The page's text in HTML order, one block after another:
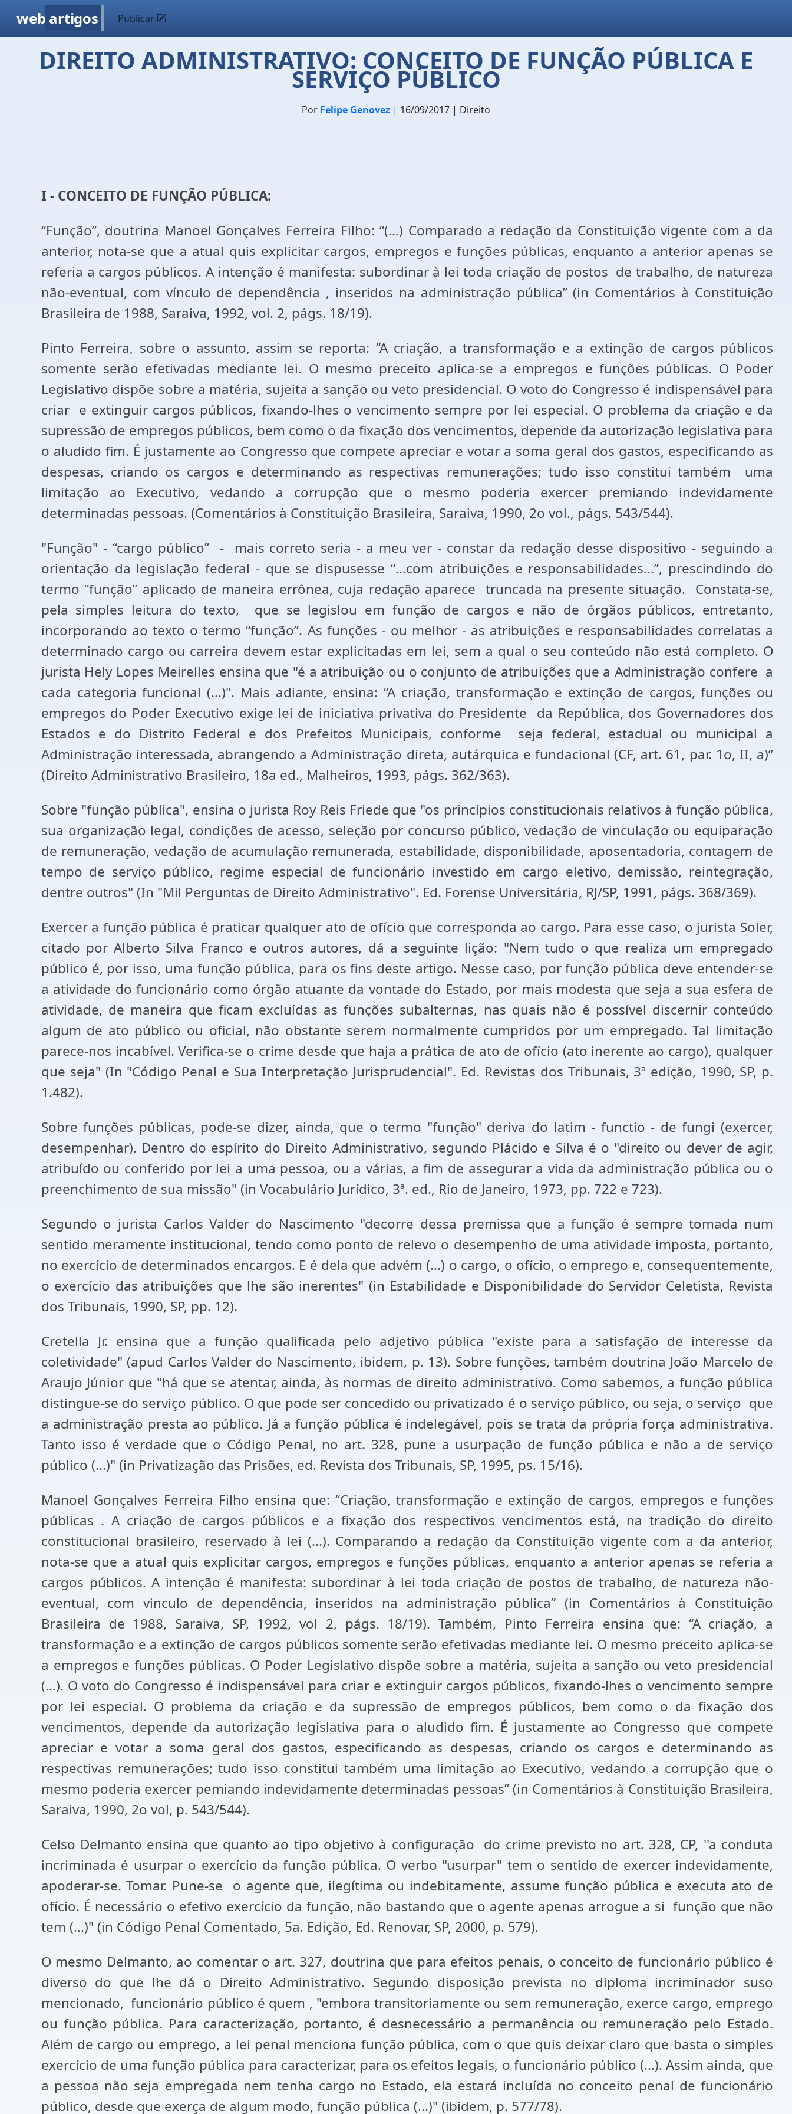
web artigos Publicar
DIREITO ADMINISTRATIVO: CONCEITO DE FUNÇÃO PÚBLICA E
SERVIÇO PÚBLICO
Por Felipe Genovez | 16/09/2017 | Direito
I - CONCEITO DE FUNÇÃO PÚBLICA:
“Função”, doutrina Manoel Gonçalves Ferreira Filho: “(...) Comparado a redação da Constituição vigente com a da
anterior, nota-se que a atual quis explicitar cargos, empregos e funções públicas, enquanto a anterior apenas se
referia a cargos públicos. A intenção é manifesta: subordinar à lei toda criação de postos de trabalho, de natureza
não-eventual, com vínculo de dependência , inseridos na administração pública” (in Comentários à Constituição
Brasileira de 1988, Saraiva, 1992, vol. 2, págs. 18/19).
Pinto Ferreira, sobre o assunto, assim se reporta: “A criação, a transformação e a extinção de cargos públicos
somente serão efetivadas mediante lei. O mesmo preceito aplica-se a empregos e funções públicas. O Poder
Legislativo dispõe sobre a matéria, sujeita a sanção ou veto presidencial. O voto do Congresso é indispensável para
criar e extinguir cargos públicos, fixando-lhes o vencimento sempre por lei especial. O problema da criação e da
supressão de empregos públicos, bem como o da fixação dos vencimentos, depende da autorização legislativa para
o aludido fim. É justamente ao Congresso que compete apreciar e votar a soma geral dos gastos, especificando as
despesas, criando os cargos e determinando as respectivas remunerações; tudo isso constitui também uma
limitação ao Executivo, vedando a corrupção que o mesmo poderia exercer premiando indevidamente
determinadas pessoas. (Comentários à Constituição Brasileira, Saraiva, 1990, 2o vol., págs. 543/544).
"Função" - “cargo público” - mais correto seria - a meu ver - constar da redação desse dispositivo - seguindo a
orientação da legislação federal - que se dispusesse “...com atribuições e responsabilidades...”, prescindindo do
termo “função” aplicado de maneira errônea, cuja redação aparece truncada na presente situação. Constata-se,
pela simples leitura do texto, que se legislou em função de cargos e não de órgãos públicos, entretanto,
incorporando ao texto o termo “função”. As funções - ou melhor - as atribuições e responsabilidades correlatas a
determinado cargo ou carreira devem estar explicitadas em lei, sem a qual o seu conteúdo não está completo. O
jurista Hely Lopes Meirelles ensina que "é a atribuição ou o conjunto de atribuições que a Administração confere a
cada categoria funcional (...)". Mais adiante, ensina: “A criação, transformação e extinção de cargos, funções ou
empregos do Poder Executivo exige lei de iniciativa privativa do Presidente da República, dos Governadores dos
Estados e do Distrito Federal e dos Prefeitos Municipais, conforme seja federal, estadual ou municipal a
Administração interessada, abrangendo a Administração direta, autárquica e fundacional (CF, art. 61, par. 1o, II, a)”
(Direito Administrativo Brasileiro, 18a ed., Malheiros, 1993, págs. 362/363).
Sobre "função pública", ensina o jurista Roy Reis Friede que "os princípios constitucionais relativos à função pública,
sua organização legal, condições de acesso, seleção por concurso público, vedação de vinculação ou equiparação
de remuneração, vedação de acumulação remunerada, estabilidade, disponibilidade, aposentadoria, contagem de
tempo de serviço público, regime especial de funcionário investido em cargo eletivo, demissão, reintegração,
dentre outros" (In "Mil Perguntas de Direito Administrativo". Ed. Forense Universitária, RJ/SP, 1991, págs. 368/369).
Exercer a função pública é praticar qualquer ato de ofício que corresponda ao cargo. Para esse caso, o jurista Soler,
citado por Alberto Silva Franco e outros autores, dá a seguinte lição: "Nem tudo o que realiza um empregado
público é, por isso, uma função pública, para os fins deste artigo. Nesse caso, por função pública deve entender-se
a atividade do funcionário como órgão atuante da vontade do Estado, por mais modesta que seja a sua esfera de
atividade, de maneira que ficam excluídas as funções subalternas, nas quais não é possível discernir conteúdo
algum de ato público ou oficial, não obstante serem normalmente cumpridos por um empregado. Tal limitação
parece-nos incabível. Verifica-se o crime desde que haja a prática de ato de ofício (ato inerente ao cargo), qualquer
que seja" (In "Código Penal e Sua Interpretação Jurisprudencial". Ed. Revistas dos Tribunais, 3ª edição, 1990, SP, p.
1.482).
Sobre funções públicas, pode-se dizer, ainda, que o termo "função" deriva do latim - functio - de fungi (exercer,
desempenhar). Dentro do espírito do Direito Administrativo, segundo Plácido e Silva é o "direito ou dever de agir,
atribuído ou conferido por lei a uma pessoa, ou a várias, a fim de assegurar a vida da administração pública ou o
preenchimento de sua missão" (in Vocabulário Jurídico, 3ª. ed., Rio de Janeiro, 1973, pp. 722 e 723).
Segundo o jurista Carlos Valder do Nascimento "decorre dessa premissa que a função é sempre tomada num
sentido meramente institucional, tendo como ponto de relevo o desempenho de uma atividade imposta, portanto,
no exercício de determinados encargos. E é dela que advém (...) o cargo, o ofício, o emprego e, consequentemente,
o exercício das atribuições que lhe são inerentes" (in Estabilidade e Disponibilidade do Servidor Celetista, Revista
dos Tribunais, 1990, SP, pp. 12).
Cretella Jr. ensina que a função qualificada pelo adjetivo pública "existe para a satisfação de interesse da
coletividade" (apud Carlos Valder do Nascimento, ibidem, p. 13). Sobre funções, também doutrina João Marcelo de
Araujo Júnior que "há que se atentar, ainda, às normas de direito administrativo. Como sabemos, a função pública
distingue-se do serviço público. O que pode ser concedido ou privatizado é o serviço público, ou seja, o serviço que
a administração presta ao público. Já a função pública é indelegável, pois se trata da própria força administrativa.
Tanto isso é verdade que o Código Penal, no art. 328, pune a usurpação de função pública e não a de serviço
público (...)" (in Privatização das Prisões, ed. Revista dos Tribunais, SP, 1995, ps. 15/16).
Manoel Gonçalves Ferreira Filho ensina que: “Criação, transformação e extinção de cargos, empregos e funções
públicas . A criação de cargos públicos e a fixação dos respectivos vencimentos está, na tradição do direito
constitucional brasileiro, reservado à lei (...). Comparando a redação da Constituição vigente com a da anterior,
nota-se que a atual quis explicitar cargos, empregos e funções públicas, enquanto a anterior apenas se referia a
cargos públicos. A intenção é manifesta: subordinar à lei toda criação de postos de trabalho, de natureza não-
eventual, com vinculo de dependência, inseridos na administração pública” (in Comentários à Constituição
Brasileira de 1988, Saraiva, SP, 1992, vol 2, págs. 18/19). Também, Pinto Ferreira ensina que: “A criação, a
transformação e a extinção de cargos públicos somente serão efetivadas mediante lei. O mesmo preceito aplica-se
a empregos e funções públicas. O Poder Legislativo dispõe sobre a matéria, sujeita a sanção ou veto presidencial
(...). O voto do Congresso é indispensável para criar e extinguir cargos públicos, fixando-lhes o vencimento sempre
por lei especial. O problema da criação e da supressão de empregos públicos, bem como o da fixação dos
vencimentos, depende da autorização legislativa para o aludido fim. É justamente ao Congresso que compete
apreciar e votar a soma geral dos gastos, especificando as despesas, criando os cargos e determinando as
respectivas remunerações; tudo isso constitui também uma limitação ao Executivo, vedando a corrupção que o
mesmo poderia exercer pemiando indevidamente determinadas pessoas” (in Comentários à Constituição Brasileira,
Saraiva, 1990, 2o vol, p. 543/544).
Celso Delmanto ensina que quanto ao tipo objetivo à configuração do crime previsto no art. 328, CP, ''a conduta
incriminada é usurpar o exercício da função pública. O verbo "usurpar" tem o sentido de exercer indevidamente,
apoderar-se. Tomar. Pune-se o agente que, ilegítima ou indebitamente, assume função pública e executa ato de
ofício. É necessário o efetivo exercício da função, não bastando que o agente apenas arrogue a si função que não
tem (...)" (in Código Penal Comentado, 5a. Edição, Ed. Renovar, SP, 2000, p. 579).
O mesmo Delmanto, ao comentar o art. 327, doutrina que para efeitos penais, o conceito de funcionário público é
diverso do que lhe dá o Direito Administrativo. Segundo disposição prevista no diploma incriminador suso
mencionado, funcionário público é quem , "embora transitoriamente ou sem remuneração, exerce cargo, emprego
ou função pública. Para caracterização, portanto, é desnecessário a permanência ou remuneração pelo Estado.
Além de cargo ou emprego, a lei penal menciona função pública, com o que quis deixar claro que basta o simples
exercício de uma função pública para caracterizar, para os efeitos legais, o funcionário público (...). Assim ainda, que
a pessoa não seja empregada nem tenha cargo no Estado, ela estará incluída no conceito penal de funcionário
público, desde que exerça de algum modo, função pública (...)" (ibidem, p. 577/78).